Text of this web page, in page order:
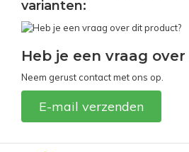
varianten:
Heb je een vraag
Neem gerust contact met ons op.
E-mail verzenden